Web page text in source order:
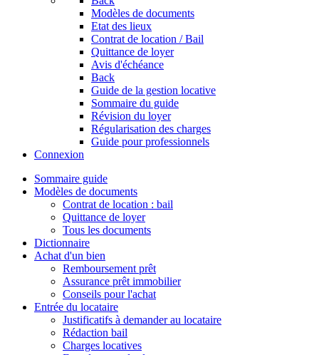
Modèles de documents
Etat des lieux
Contrat de location / Bail
Quittance de loyer
Avis d'échéance
Back
Guide de la gestion locative
Sommaire du guide
Révision du loyer
Régularisation des charges
Guide pour professionnels
Connexion
Sommaire guide
Modèles de documents
Contrat de location : bail
Quittance de loyer
Tous les documents
Dictionnaire
Achat d'un bien
Remboursement prêt
Assurance prêt immobilier
Conseils pour l'achat
Entrée du locataire
Justificatifs à demander au locataire
Rédaction bail
Charges locatives